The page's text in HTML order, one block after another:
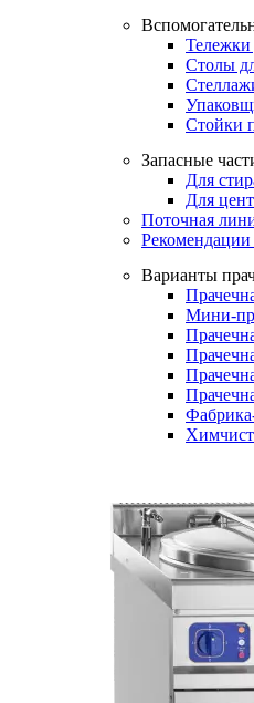
Тележки
Столы
Стойки
Запасные
Для
Для
Поточная
Рекомендации
Варианты
Мини-